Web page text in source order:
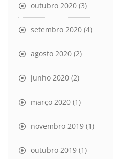
outubro 2020 (3)
setembro 2020 (4)
agosto 2020 (2)
junho 2020 (2)
março 2020 (1)
novembro 2019 (1)
outubro 2019 (1)